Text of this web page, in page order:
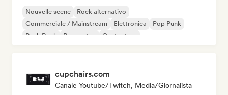
Nouvelle scene
Rock alternativo
Commerciale / Mainstream
Elettronica
Pop Punk
Punk Rock
Reggaeton Cantautore
cupchairs.com
Canale Youtube/Twitch, Media/Giornalista